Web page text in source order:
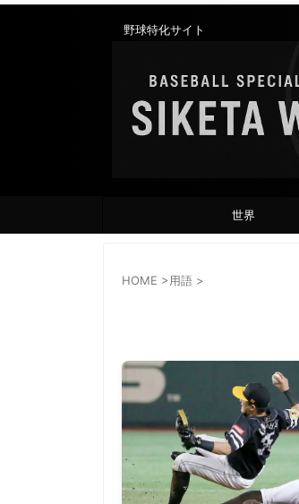
野球特化サイト
世界
HOME >用語 >